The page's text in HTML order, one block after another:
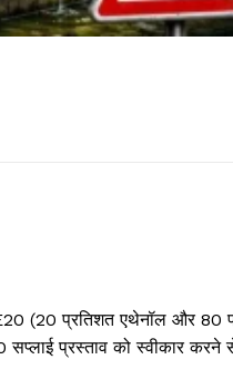
(20 प्रतिशत एथेनॉल और 80
प्रस्ताव को स्वीकार करने